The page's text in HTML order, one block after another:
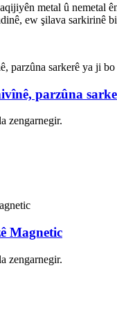
metal û nemetal
ew şilava sarkirinê
parzûna
zengarnegir.
Magnetic
zengarnegir.